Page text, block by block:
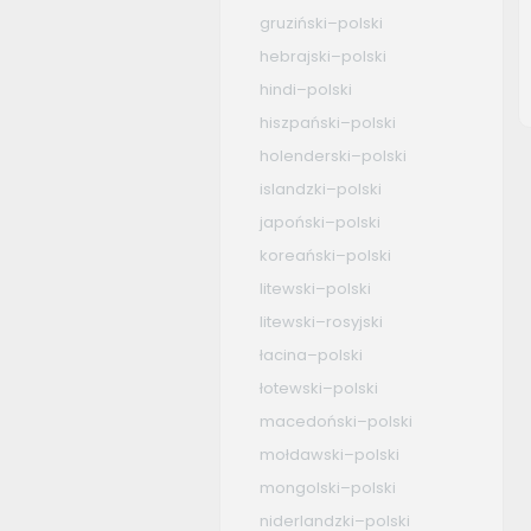
gruziński–polski
hebrajski–polski
hindi–polski
hiszpański–polski
holenderski–polski
islandzki–polski
japoński–polski
koreański–polski
litewski–polski
litewski–rosyjski
łacina–polski
łotewski–polski
macedoński–polski
mołdawski–polski
mongolski–polski
niderlandzki–polski